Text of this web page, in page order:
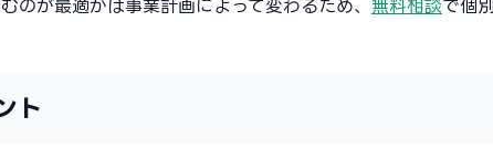
のが最適かは事業計画によって変わるため、 無料相談で個
ト